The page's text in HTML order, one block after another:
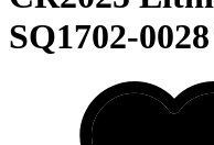
SQ1702-